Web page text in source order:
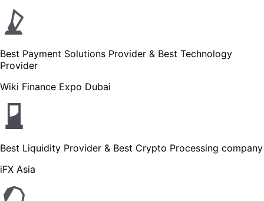
Best Payment Solutions Provider & Best Technology
Provider
Wiki Finance Expo Dubai
Best Liquidity Provider & Best Crypto Processing company
iFX Asia